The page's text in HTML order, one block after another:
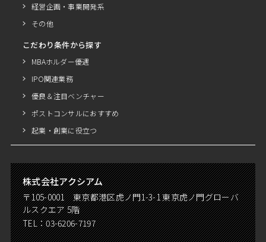
経営企画・事業開発系
その他
こだわり条件から探す
MBAホルダー優遇
IPO関連業務
優良＆注目ベンチャー
ポストコンサルにおすすめ
起業・創業に役立つ
株式会社アクシアム
〒105-0001 東京都港区虎ノ門1-3-1 東京虎ノ門グローバ
ルスクエア 5階
TEL：03-6206-7197